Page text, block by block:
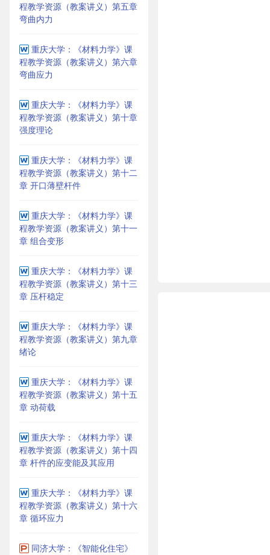
程教学资源（教案讲义）第五章
弯曲内力
重庆大学：《材料力学》课
程教学资源（教案讲义）第六章
弯曲应力
重庆大学：《材料力学》课
程教学资源（教案讲义）第十章
强度理论
重庆大学：《材料力学》课
程教学资源（教案讲义）第十二
章 开口薄壁杆件
重庆大学：《材料力学》课
程教学资源（教案讲义）第十一
章 组合变形
重庆大学：《材料力学》课
程教学资源（教案讲义）第十三
章 压杆稳定
重庆大学：《材料力学》课
程教学资源（教案讲义）第九章
绪论
重庆大学：《材料力学》课
程教学资源（教案讲义）第十五
章 动荷载
重庆大学：《材料力学》课
程教学资源（教案讲义）第十四
章 杆件的应变能及其应用
重庆大学：《材料力学》课
程教学资源（教案讲义）第十六
章 循环应力
同济大学：《智能化住宅》